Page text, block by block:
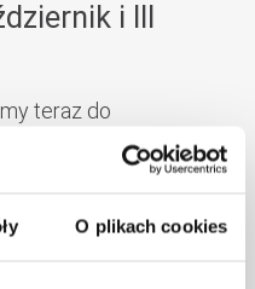
O plikach cookies
i III
teraz do
Z raportu
I ANALIZY